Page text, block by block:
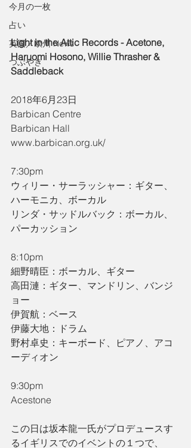
今月の一枚
占い
英国／欧州 News
つぶやき
Light in the Attic Records - Acetone,
Haruomi Hosono, Willie Thrasher &
Saddleback
2018年6月23日
Barbican Centre
Barbican Hall
www.barbican.org.uk/
7:30pm
ウィリー・サーラッシャー：ギター、
ハーモニカ、ボーカル
リンダ・サッドルバック：ボーカル、
パーカッション
8:10pm
細野晴臣：ボーカル、ギター
高田漣：ギター、マンドリン、バンジ
ョー
伊賀航：ベース
伊藤大地：ドラム
野村卓史：キーボード、ピアノ、アコ
ーディオン
9:30pm
Acestone
この日は坂本龍一氏がプロデュースす
るイギリスでのイベントの１つで、